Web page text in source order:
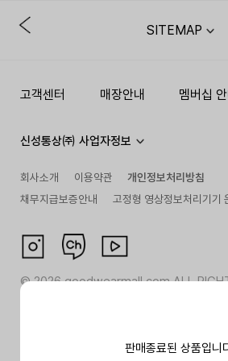
판매종료된 상품입니
SITEMAP
고객센터 매장안내 멤버십 안
신성통상㈜ 사업자정보
회사소개 이용약관
개인정보처리방침
채무지급보증안내
고정형 영상정보처리기기
©2026goodwearmall.com ALL